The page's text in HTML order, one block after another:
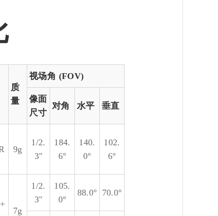
质
量
视场角 (FOV)
像面
尺寸
对角 水平 垂直
9g
1/2.
3"
184.
6°
140.
0°
102.
6°
7g
1/2.
3"
105.
0°
88.0° 70.0°